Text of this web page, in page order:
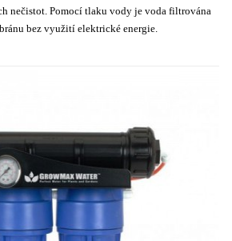
nečistot. Pomocí tlaku vody je voda filtrována
bez využití elektrické energie.